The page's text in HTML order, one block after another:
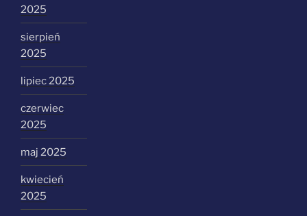
2025
sierpień
2025
lipiec 2025
czerwiec
2025
maj 2025
kwiecień
2025